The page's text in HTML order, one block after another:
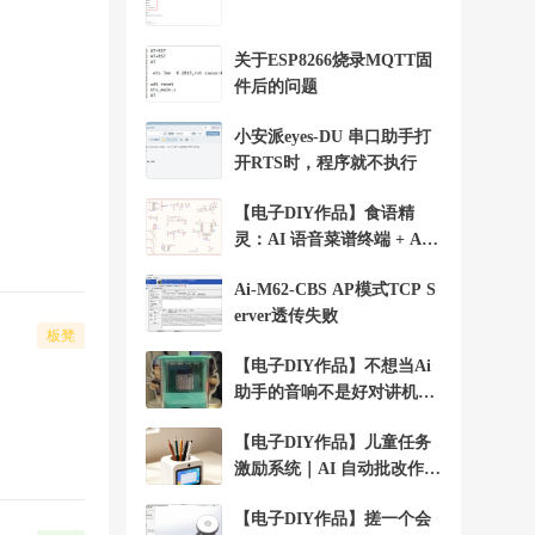
板凳
关于ESP8266烧录MQTT固
件后的问题
小安派eyes-DU 串口助手打
开RTS时，程序就不执行
【电子DIY作品】食语精
灵：AI 语音菜谱终端 + Ai-
Ai-M62-CBS AP模式TCP S
erver透传失败
【电子DIY作品】不想当Ai
助手的音响不是好对讲机+A
【电子DIY作品】儿童任务
激励系统｜AI 自动批改作业
【电子DIY作品】搓一个会